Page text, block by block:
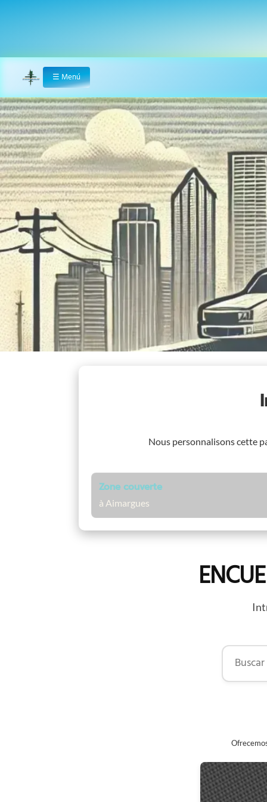
Home
☰ Menú
Nous personnalisons cette
Zone couverte
à Aimargues
Buscar